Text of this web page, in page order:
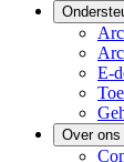
E-
Over ons